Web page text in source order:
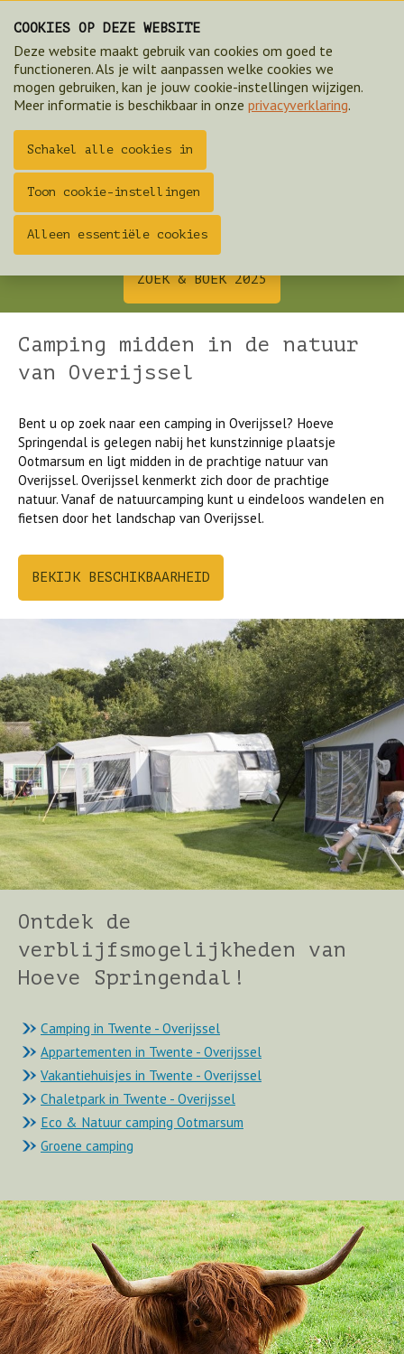
Camping Twente
ZOEK & BOEK 2025
Camping midden in de natuur
van Overijssel
Bent u op zoek naar een camping in Overijssel? Hoeve
Springendal is gelegen nabij het kunstzinnige plaatsje
Ootmarsum en ligt midden in de prachtige natuur van
Overijssel. Overijssel kenmerkt zich door de prachtige
natuur. Vanaf de natuurcamping kunt u eindeloos wandelen en
fietsen door het landschap van Overijssel.
BEKIJK BESCHIKBAARHEID
Ontdek de
verblijfsmogelijkheden van
Hoeve Springendal!
Camping in Twente - Overijssel
Appartementen in Twente - Overijssel
Vakantiehuisjes in Twente - Overijssel
Chaletpark in Twente - Overijssel
Eco & Natuur camping Ootmarsum
Groene camping
COOKIES OP DEZE WEBSITE
Deze website maakt gebruik van cookies om goed te
functioneren. Als je wilt aanpassen welke cookies we
mogen gebruiken, kan je jouw cookie-instellingen wijzigen.
Meer informatie is beschikbaar in onze privacyverklaring.
Schakel alle cookies in
Toon cookie-instellingen
Alleen essentiële cookies